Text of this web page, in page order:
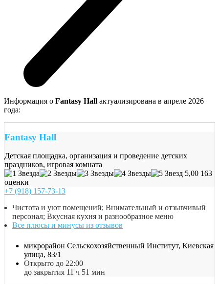
Информация о Fantasy Hall актуализирована в апреле 2026
года:
Fantasy Hall
Детская площадка, организация и проведение детских
праздников, игровая комната
5,00 163
оценки
+7 (918) 157-73-13
Чистота и уют помещений; Внимательный и отзывчивый
персонал; Вкусная кухня и разнообразное меню
Все плюсы и минусы из отзывов
микрорайон Сельскохозяйственный Институт, Киевская
улица, 83/1
Открыто до 22:00
до закрытия 11 ч 51 мин